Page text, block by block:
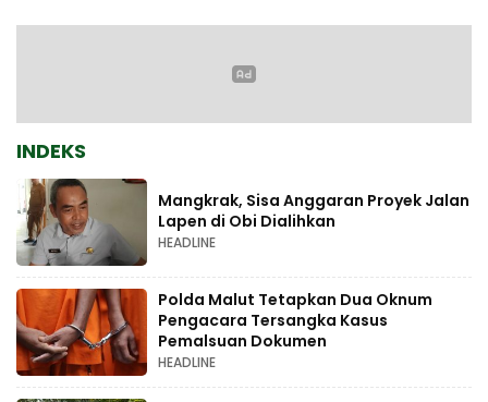
INDEKS
Mangkrak, Sisa Anggaran Proyek Jalan
Lapen di Obi Dialihkan
HEADLINE
Polda Malut Tetapkan Dua Oknum
Pengacara Tersangka Kasus
Pemalsuan Dokumen
HEADLINE